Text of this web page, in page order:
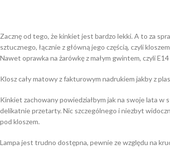
Zacznę od tego, że kinkiet jest bardzo lekki. A to za
sztucznego, łącznie z główną jego częścią, czyli
Nawet oprawka na żarówkę z małym gwintem, czyli
Klosz cały matowy z fakturowym nadrukiem jakby z
Kinkiet zachowany powiedziałbym jak na swoje lata
delikatnie przetarty. Nic szczególnego i niezbyt
pod kloszem.
Lampa jest trudno dostępna, pewnie ze względu na